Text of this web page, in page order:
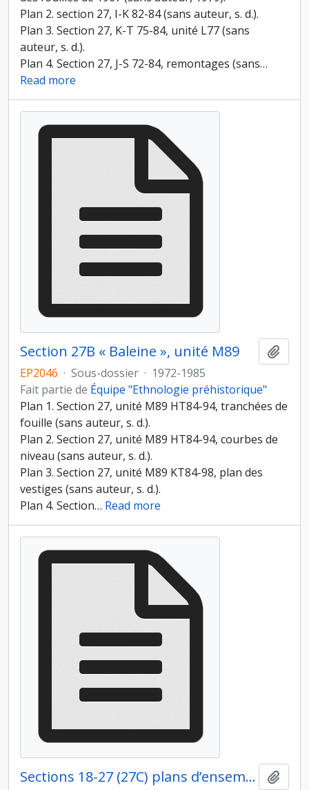
Plan 2. section 27, I-K 82-84 (sans auteur, s. d.).
Plan 3. Section 27, K-T 75-84, unité L77 (sans
auteur, s. d.).
Plan 4. Section 27, J-S 72-84, remontages (sans…
Read more
Section 27B « Baleine », unité M89
EP2046 · Sous-dossier · 1972-1985
Fait partie de Équipe "Ethnologie préhistorique"
Plan 1. Section 27, unité M89 HT84-94, tranchées de
fouille (sans auteur, s. d.).
Plan 2. Section 27, unité M89 HT84-94, courbes de
niveau (sans auteur, s. d.).
Plan 3. Section 27, unité M89 KT84-98, plan des
vestiges (sans auteur, s. d.).
Plan 4. Section… Read more
Sections 18-27 (27C) plans d’ensemble